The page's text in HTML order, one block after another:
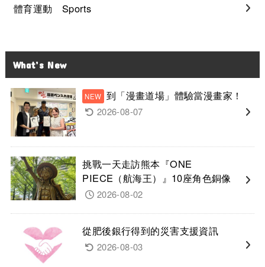
體育運動 Sports
What’s New
到「漫畫道場」體驗當漫畫家！
2026-08-07
挑戰一天走訪熊本『ONE
PIECE（航海王）』10座角色銅像
2026-08-02
從肥後銀行得到的災害支援資訊
2026-08-03